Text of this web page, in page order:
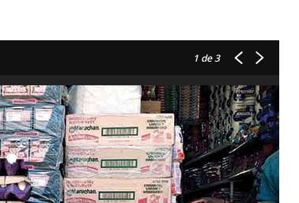
1 de 3